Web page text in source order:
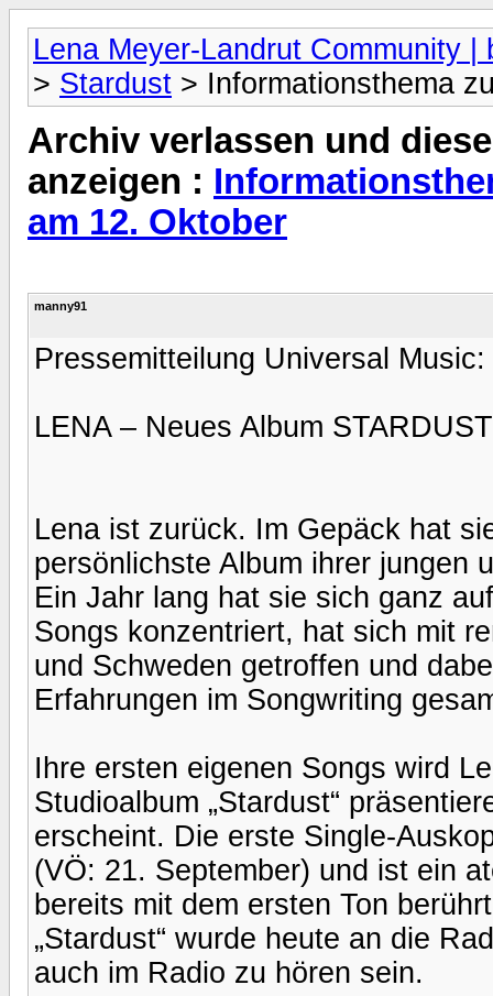
Lena Meyer-Landrut Community |
> Stardust > Informationsthema
Archiv verlassen und
anzeigen :
am 12. Oktober
manny91
Pressemitteilung Universal Music:
LENA – Neues Album
Lena ist zurück. Im Gepäck hat
persönlichste Album ihrer jungen
Ein Jahr lang hat sie sich ganz
Songs konzentriert, hat sich mit
und Schweden getroffen und
Erfahrungen im Songwriting
Ihre ersten eigenen Songs wird
Studioalbum „Stardust“
erscheint. Die erste Single-
(VÖ: 21. September) und ist ein
bereits mit dem ersten Ton
„Stardust“ wurde heute an die
auch im Radio zu hören sein.